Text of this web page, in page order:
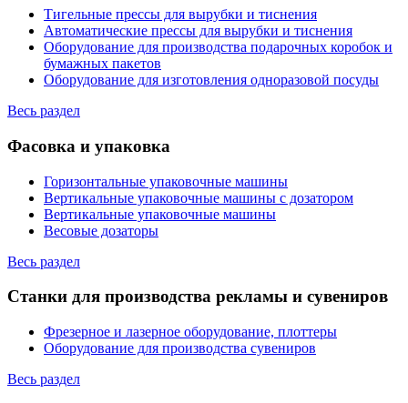
Тигельные прессы для вырубки и тиснения
Автоматические прессы для вырубки и тиснения
Оборудование для производства подарочных коробок и
бумажных пакетов
Оборудование для изготовления одноразовой посуды
Весь раздел
Фасовка и упаковка
Горизонтальные упаковочные машины
Вертикальные упаковочные машины с дозатором
Вертикальные упаковочные машины
Весовые дозаторы
Весь раздел
Станки для производства рекламы и сувениров
Фрезерное и лазерное оборудование, плоттеры
Оборудование для производства сувениров
Весь раздел